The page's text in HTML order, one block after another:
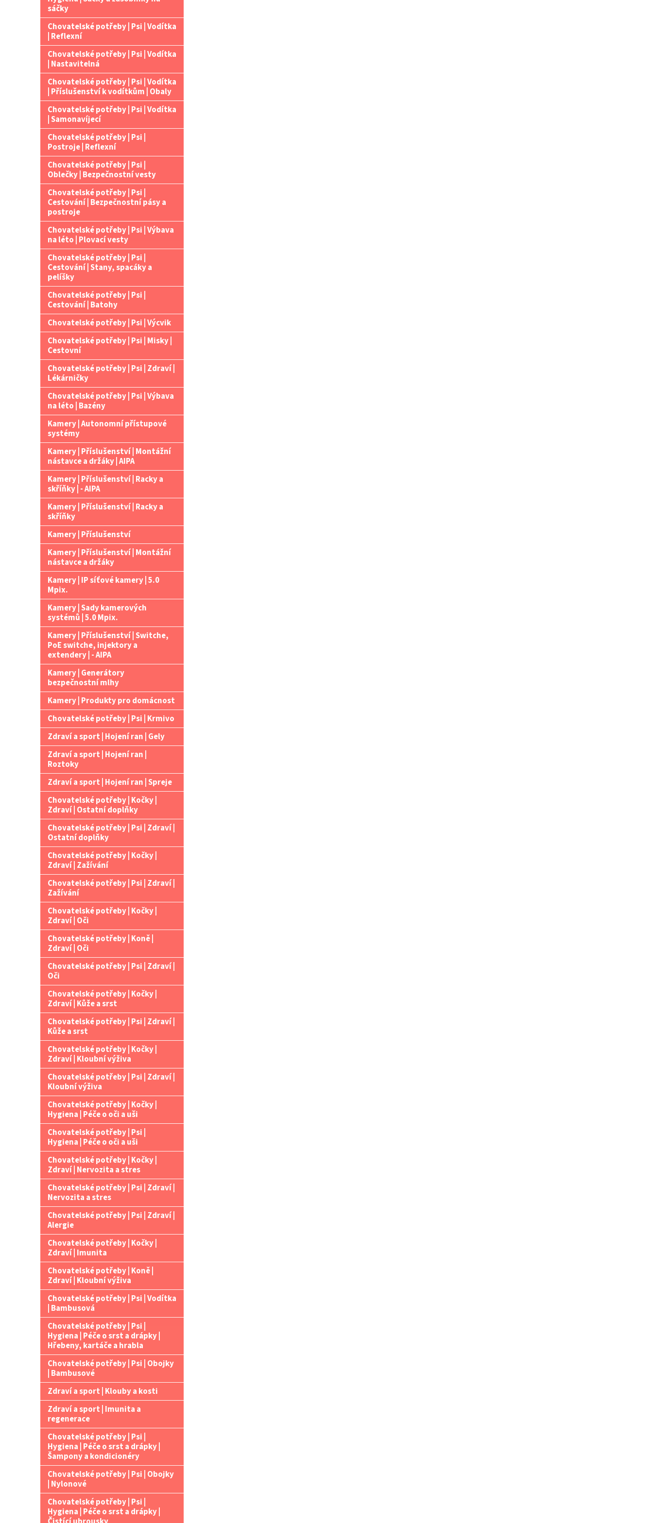
e
sáčky
Chovatelské potřeby | Psi | Vodítka
| Reflexní
Chovatelské potřeby | Psi | Vodítka
| Nastavitelná
Chovatelské potřeby | Psi | Vodítka
| Příslušenství k vodítkům | Obaly
Chovatelské potřeby | Psi | Vodítka
| Samonavíjecí
Chovatelské potřeby | Psi |
Postroje | Reflexní
Chovatelské potřeby | Psi |
Oblečky | Bezpečnostní vesty
Chovatelské potřeby | Psi |
Cestování | Bezpečnostní pásy a
postroje
Chovatelské potřeby | Psi | Výbava
na léto | Plovací vesty
Chovatelské potřeby | Psi |
Cestování | Stany, spacáky a
pelíšky
Chovatelské potřeby | Psi |
Cestování | Batohy
Chovatelské potřeby | Psi | Výcvik
Chovatelské potřeby | Psi | Misky |
Cestovní
Chovatelské potřeby | Psi | Zdraví |
Lékárničky
Chovatelské potřeby | Psi | Výbava
na léto | Bazény
Kamery | Autonomní přístupové
systémy
Kamery | Příslušenství | Montážní
nástavce a držáky | AIPA
Kamery | Příslušenství | Racky a
skříňky | - AIPA
Kamery | Příslušenství | Racky a
skříňky
Kamery | Příslušenství
Kamery | Příslušenství | Montážní
nástavce a držáky
Kamery | IP síťové kamery | 5.0
Mpix.
Kamery | Sady kamerových
systémů | 5.0 Mpix.
Kamery | Příslušenství | Switche,
PoE switche, injektory a
extendery | - AIPA
Kamery | Generátory
bezpečnostní mlhy
Kamery | Produkty pro domácnost
Chovatelské potřeby | Psi | Krmivo
Zdraví a sport | Hojení ran | Gely
Zdraví a sport | Hojení ran |
Roztoky
Zdraví a sport | Hojení ran | Spreje
Chovatelské potřeby | Kočky |
Zdraví | Ostatní doplňky
Chovatelské potřeby | Psi | Zdraví |
Ostatní doplňky
Chovatelské potřeby | Kočky |
Zdraví | Zažívání
Chovatelské potřeby | Psi | Zdraví |
Zažívání
Chovatelské potřeby | Kočky |
Zdraví | Oči
Chovatelské potřeby | Koně |
Zdraví | Oči
Chovatelské potřeby | Psi | Zdraví |
Oči
Chovatelské potřeby | Kočky |
Zdraví | Kůže a srst
Chovatelské potřeby | Psi | Zdraví |
Kůže a srst
Chovatelské potřeby | Kočky |
Zdraví | Kloubní výživa
Chovatelské potřeby | Psi | Zdraví |
Kloubní výživa
Chovatelské potřeby | Kočky |
Hygiena | Péče o oči a uši
Chovatelské potřeby | Psi |
Hygiena | Péče o oči a uši
Chovatelské potřeby | Kočky |
Zdraví | Nervozita a stres
Chovatelské potřeby | Psi | Zdraví |
Nervozita a stres
Chovatelské potřeby | Psi | Zdraví |
Alergie
Chovatelské potřeby | Kočky |
Zdraví | Imunita
Chovatelské potřeby | Koně |
Zdraví | Kloubní výživa
Chovatelské potřeby | Psi | Vodítka
| Bambusová
Chovatelské potřeby | Psi |
Hygiena | Péče o srst a drápky |
Hřebeny, kartáče a hrabla
Chovatelské potřeby | Psi | Obojky
| Bambusové
Zdraví a sport | Klouby a kosti
Zdraví a sport | Imunita a
regenerace
Chovatelské potřeby | Psi |
Hygiena | Péče o srst a drápky |
Šampony a kondicionéry
Chovatelské potřeby | Psi | Obojky
| Nylonové
Chovatelské potřeby | Psi |
Hygiena | Péče o srst a drápky |